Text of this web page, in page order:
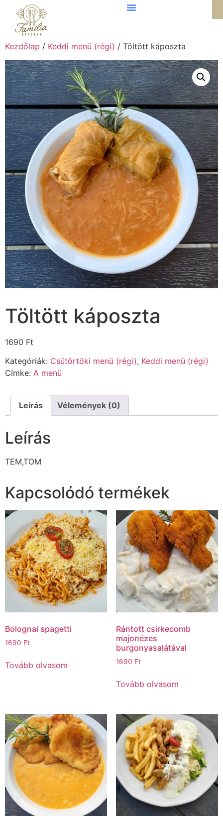
Kezdőlap / Keddi menü (régi) / Töltött káposzta
Töltött káposzta
1690 Ft
Kategóriák: Csütörtöki menü (régi), Keddi menü (régi)
Címke: A menü
Leírás Vélemények (0)
Leírás
TEM,TOM
Kapcsolódó termékek
Bolognai spagetti
1690 Ft
Tovább olvasom
Rántott csirkecomb
majonézes
burgonyasalátával
1690 Ft
Tovább olvasom